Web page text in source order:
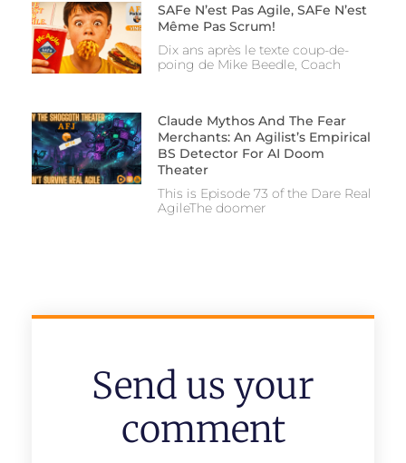
SAFe N’est Pas Agile, SAFe N’est
Même Pas Scrum!
Dix ans après le texte coup-de-
poing de Mike Beedle, Coach
Claude Mythos And The Fear
Merchants: An Agilist’s Empirical
BS Detector For AI Doom
Theater
This is Episode 73 of the Dare Real
AgileThe doomer
Send us your
comment